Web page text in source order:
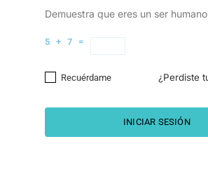
Demuestra que eres un ser humano
5 + 7 =
¿Perdiste
Recuérdame